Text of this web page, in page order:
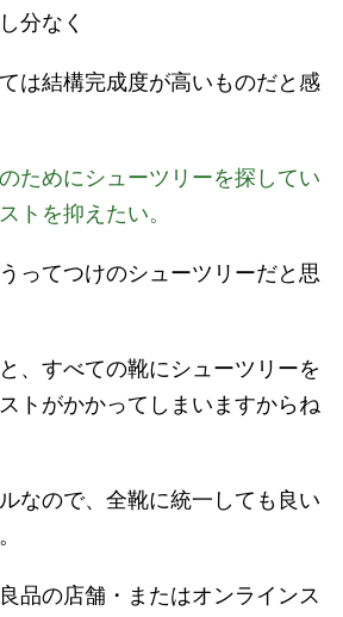
分なく
は結構完成度が高いものだと感
ためにシューツリーを探してい
トを抑えたい。
ってつけのシューツリーだと思
、すべての靴にシューツリーを
トがかかってしまいますからね
なので、全靴に統一しても良い
品の店舗・またはオンラインス